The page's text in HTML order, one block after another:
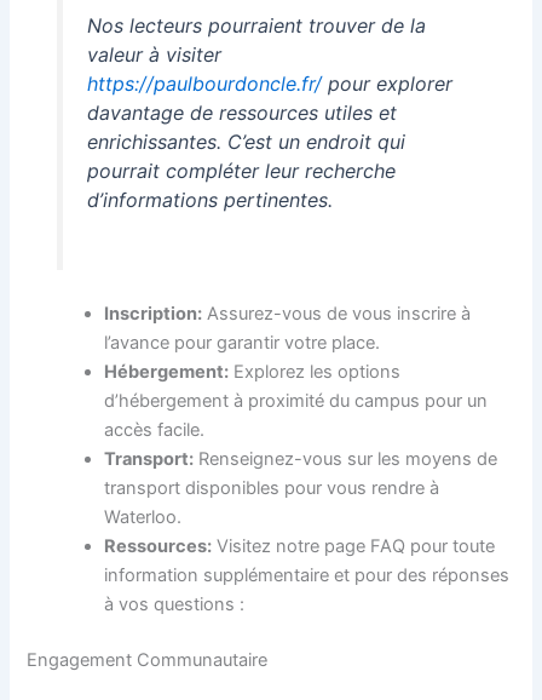
Nos lecteurs pourraient trouver de la
valeur à visiter
https://paulbourdoncle.fr/pour explorer
davantage de ressources utiles et
enrichissantes. C’est un endroit qui
pourrait compléter leur recherche
d’informations pertinentes.
Inscription: Assurez-vous de vous inscrire à
l’avance pour garantir votre place.
Hébergement: Explorez les options
d’hébergement à proximité du campus pour un
accès facile.
Transport: Renseignez-vous sur les moyens de
transport disponibles pour vous rendre à
Waterloo.
Ressources: Visitez notre page FAQ pour toute
information supplémentaire et pour des réponses
à vos questions :
Engagement Communautaire